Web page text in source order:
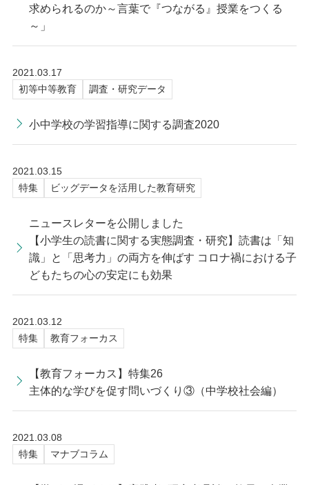
求められるのか～言葉で『つながる』授業をつくる
～」
2021.03.17
初等中等教育
調査・研究データ
小中学校の学習指導に関する調査2020
2021.03.15
特集
ビッグデータを活用した教育研究
ニュースレターを公開しました
【小学生の読書に関する実態調査・研究】読書は「知
識」と「思考力」の両方を伸ばす コロナ禍における子
どもたちの心の安定にも効果
2021.03.12
特集
教育フォーカス
【教育フォーカス】特集26
主体的な学びを促す問いづくり③（中学校社会編）
2021.03.08
特集
マナブコラム